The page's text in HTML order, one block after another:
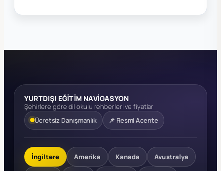
YURTDIŞI EĞİTİM NAVİGASYON
Şehirlere göre dil okulu rehberleri ve fiyatlar
Ücretsiz Danışmanlık
📌 Resmi Acente
İngiltere Amerika Kanada Avustralya